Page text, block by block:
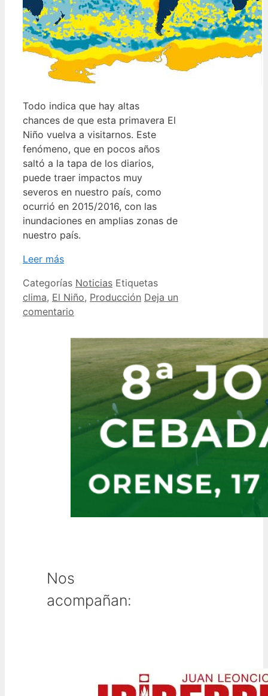
Todo indica que hay altas
chances de que esta primavera El
Niño vuelva a visitarnos. Este
fenómeno, que en pocos años
saltó a la tapa de los diarios,
puede traer impactos muy
severos en nuestro país, como
ocurrió en 2015/2016, con las
inundaciones en amplias zonas de
nuestro país.
Leer más
Categorías Noticias Etiquetas
clima, El Niño, Producción Deja un
comentario
Nos
acompañan: